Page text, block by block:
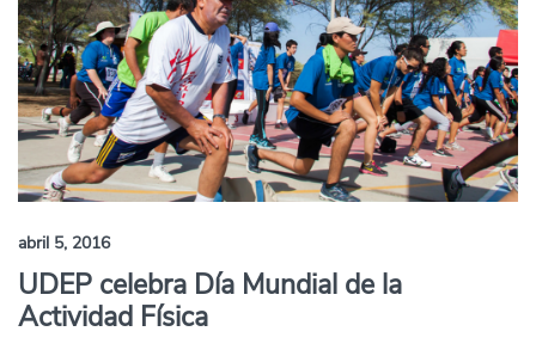
abril 5, 2016
UDEP celebra Día Mundial de la
Actividad Física